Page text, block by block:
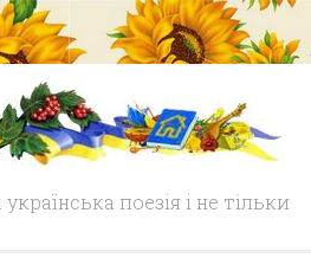
поезія і не тільки